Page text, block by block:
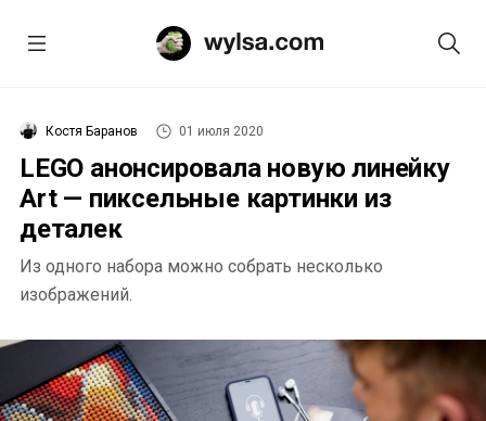
Костя Баранов 01 июля 2020
LEGO анонсировала новую линейку
Art — пиксельные картинки из
деталек
Из одного набора можно собрать несколько
изображений.